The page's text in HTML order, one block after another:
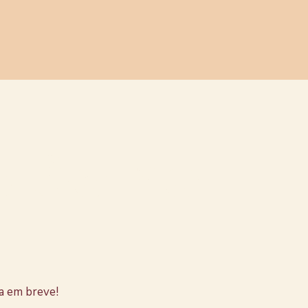
em breve!